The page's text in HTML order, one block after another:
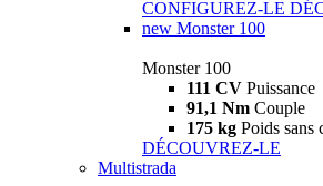
CONFIGUREZ-LE
new Monster 100
Monster 100
111 CV Puissance
91,1 Nm Couple
175 kg Poids sans
DÉCOUVREZ-LE
Multistrada